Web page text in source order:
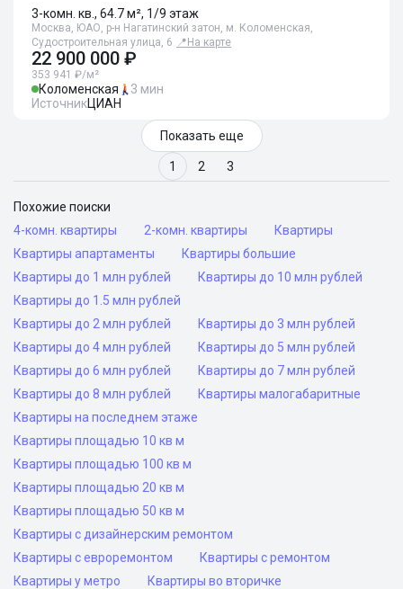
3-комн. кв., 64.7 м², 1/9 этаж
Москва, ЮАО, р-н Нагатинский затон, м. Коломенская,
Судостроительная улица, 6 📍 На карте
22 900 000 ₽
353 941 ₽/м²
Коломенская
3 мин
ИсточникЦИАН
Показать еще
1 2 3
Похожие поиски
4-комн. квартиры
2-комн. квартиры
Квартиры
Квартиры апартаменты
Квартиры большие
Квартиры до 1 млн рублей
Квартиры до 10 млн рублей
Квартиры до 1.5 млн рублей
Квартиры до 2 млн рублей
Квартиры до 3 млн рублей
Квартиры до 4 млн рублей
Квартиры до 5 млн рублей
Квартиры до 6 млн рублей
Квартиры до 7 млн рублей
Квартиры до 8 млн рублей
Квартиры малогабаритные
Квартиры на последнем этаже
Квартиры площадью 10 кв м
Квартиры площадью 100 кв м
Квартиры площадью 20 кв м
Квартиры площадью 50 кв м
Квартиры с дизайнерским ремонтом
Квартиры с евроремонтом
Квартиры с ремонтом
Квартиры у метро
Квартиры во вторичке